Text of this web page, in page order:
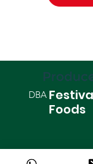
DBA
Foods
10501 S.